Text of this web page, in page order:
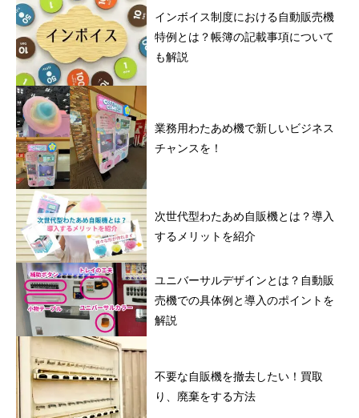
インボイス制度における自動販売機
特例とは？帳簿の記載事項について
も解説
業務用わたあめ機で新しいビジネス
チャンスを！
次世代型わたあめ自販機とは？導入
するメリットを紹介
ユニバーサルデザインとは？自動販
売機での具体例と導入のポイントを
解説
不要な自販機を撤去したい！買取
り、廃棄をする方法